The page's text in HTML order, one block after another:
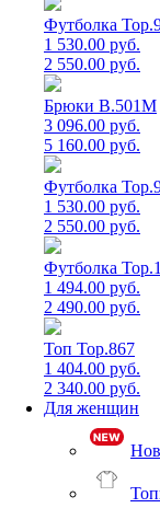
Футболка
1 530.00 руб.
2 550.00 руб.
Брюки B.501M
3 096.00 руб.
5 160.00 руб.
Футболка
1 530.00 руб.
2 550.00 руб.
Футболка
1 494.00 руб.
2 490.00 руб.
Топ Top.867
1 404.00 руб.
2 340.00 руб.
Для женщин